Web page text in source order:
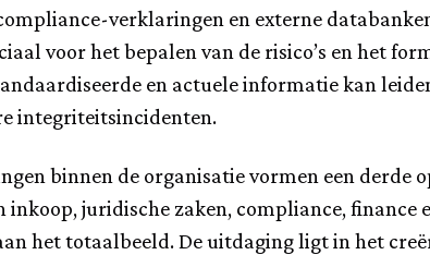
verklaringen en externe
voor het bepalen van de risico’s en het
en actuele informatie kan
integriteitsincidenten.
binnen de organisatie vormen een derde
juridische zaken, compliance, finance
het totaalbeeld. De uitdaging ligt in het